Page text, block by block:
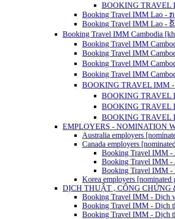
BOOKING
Booking Travel IMM Lao
Booking Travel IMM Lao
Booking Travel IMM Cambodia
Booking Travel IMM
Booking Travel IMM
Booking Travel IMM
Booking Travel IMM
BOOKING TRAVEL IMM -
BOOKING TRAVEL
BOOKING TRAVEL
BOOKING TRAVEL
EMPLOYERS - NOMINATION
Australia employers
Canada employers
Booking Travel IMM -
Booking Travel IMM -
Booking Travel IMM -
Korea employers [nominated
DỊCH THUẬT , CÔNG CHỨNG
Booking Travel IMM - Dịch
Booking Travel IMM - Dịch
Booking Travel IMM - Dịch